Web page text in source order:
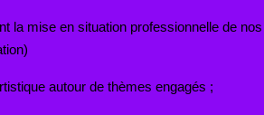
la mise en situation professionnelle de nos
autour de thèmes engagés ;